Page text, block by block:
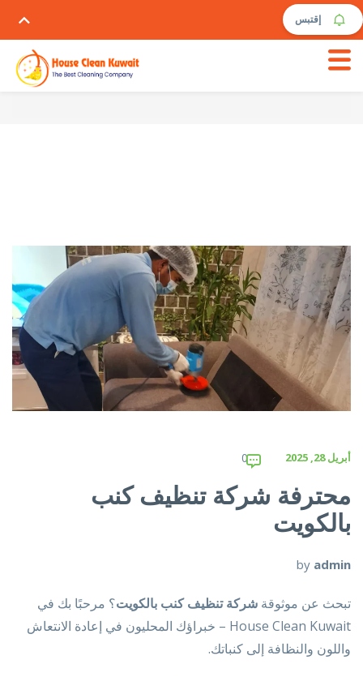
إقتبس
أبريل 28, 2025 0
محترفة شركة تنظيف كنب
بالكويت
by admin
تبحث عن موثوقة شركة تنظيف كنب بالكويت؟ مرحبًا بك في
House Clean Kuwait – خبراؤك المحليون في إعادة الانتعاش
واللون والنظافة إلى كنباتك.